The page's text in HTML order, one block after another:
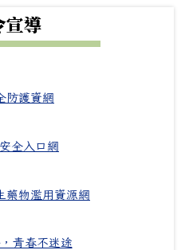
宣導
防護資網
全入口網
藥物濫用資源網
青春不迷途